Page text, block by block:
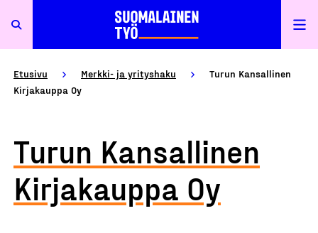
Etusivu Merkki- ja yrityshaku
Turun Kansallinen
Kirjakauppa Oy
Turun Kansallinen
Kirjakauppa Oy